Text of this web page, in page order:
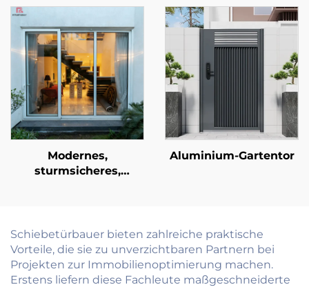
modernem
Spülrückstrahler und
vollständig aus
Aluminium, inklusive
Kleiderschrank
Aluminiumlegierung
mit Belüftung,
Tageslichteinfall, für
Villa und Hotel
Dachfenster
Modernes,
sturmsicheres,
Schiebetürsystem für
Terrasse, Balkon,
Außenbereich, mit
Glas
Aluminium-Gartentor
Schiebetürbauer bieten zahlreiche praktische
Vorteile, die sie zu unverzichtbaren Partnern bei
Projekten zur Immobilienoptimierung machen.
Erstens liefern diese Fachleute maßgeschneiderte